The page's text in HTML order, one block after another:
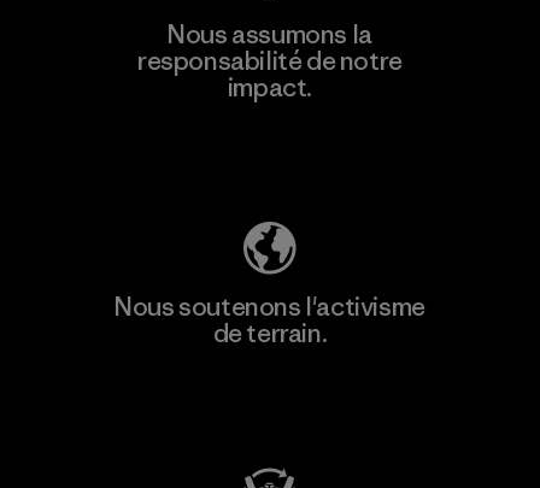
Nous assumons la
responsabilité de notre
impact.
Nous soutenons l'activisme
de terrain.